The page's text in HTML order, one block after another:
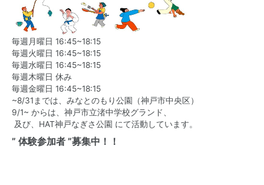
毎週月曜日 16:45~18:15
毎週火曜日 16:45~18:15
毎週水曜日 16:45~18:15
毎週木曜日 休み
毎週金曜日 16:45~18:15
~8/31までは、みなとのもり公園（神戸市中央区）
9/1~ からは、神戸市立渚中学校グランド、
及び、HAT神戸なぎさ公園 にて活動しています。
” 体験参加者 ”募集中！！